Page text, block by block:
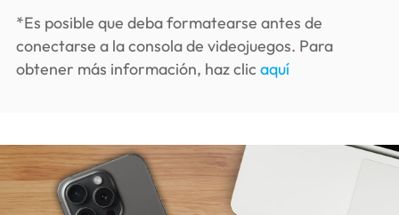
*Es posible que deba formatearse antes de
conectarse a la consola de videojuegos. Para
obtener más información, haz clic aquí